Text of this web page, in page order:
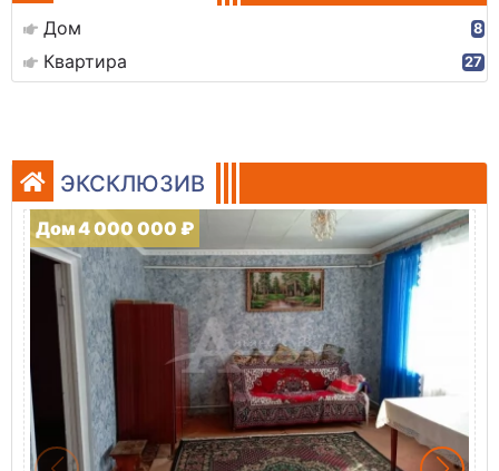
Дом 8
Квартира 27
ЭКСКЛЮЗИВ
Дом 4 000 000 ₽